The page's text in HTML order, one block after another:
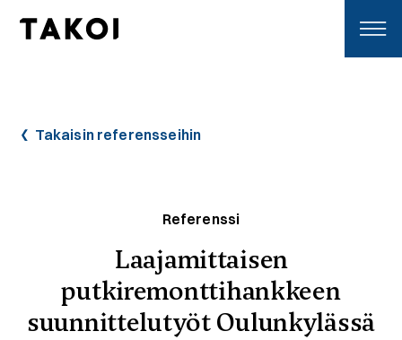
Toggle navigation
Takaisin referensseihin
Referenssi
Laajamittaisen
putkiremonttihankkeen
suunnittelutyöt Oulunkylässä